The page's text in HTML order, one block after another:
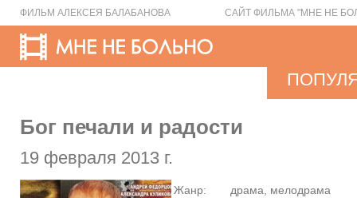
ФИЛЬМ АЛЕКСЕЯ БАЛАБАНОВА САЙТ ФИЛЬМА "МНЕ НЕ
Бог печали и радости
19 февраля 2013 г.
Жанр:
драма, мелодрама